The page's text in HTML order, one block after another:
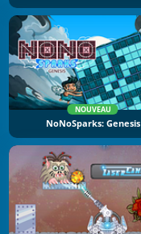
NOUVEAU
NoNoSparks: Genesis